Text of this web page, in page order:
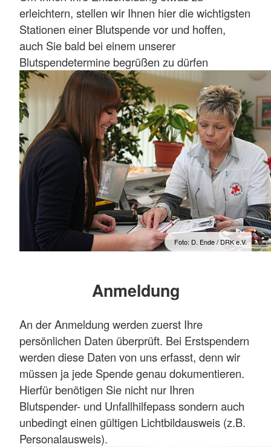
erleichtern, stellen wir Ihnen hier die wichtigsten
Stationen einer Blutspende vor und hoffen,
auch Sie bald bei einem unserer
Blutspendetermine begrüßen zu dürfen
Foto: D. Ende / DRK e.V.
Anmeldung
An der Anmeldung werden zuerst Ihre
persönlichen Daten überprüft. Bei Erstspendern
werden diese Daten von uns erfasst, denn wir
müssen ja jede Spende genau dokumentieren.
Hierfür benötigen Sie nicht nur Ihren
Blutspender- und Unfallhilfepass sondern auch
unbedingt einen gültigen Lichtbildausweis (z.B.
Personalausweis).